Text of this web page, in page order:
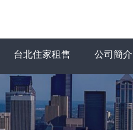
台北住家租售 公司簡介